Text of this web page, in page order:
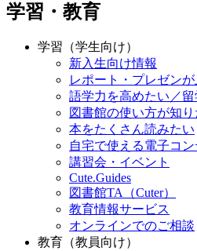
学習・教育
学習（学生向け）
新入生向け情報
レポート・プレゼン
語学力を高めたい／
図書館の使い方が知り
本をたくさん読みたい
自宅で使える電子コ
講習会・イベント
Cute.Guides
図書館TA（Cuter）
教育情報サービス
オンラインでのご相談
教育（教員向け）